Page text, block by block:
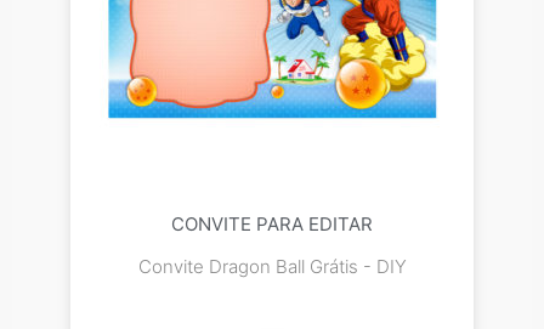
CONVITE PARA EDITAR
Convite Dragon Ball Grátis - DIY